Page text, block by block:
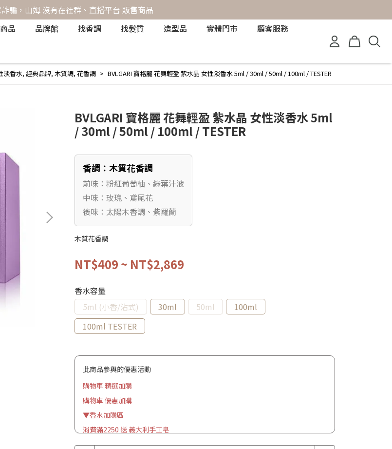
騙，山姆 沒有在社群、直播平台 販售商品
品 品牌館 找香調 找髮質 造型品 實體門市 顧客服務
淡香水, 經典品牌, 木質調, 花香調 BVLGARI 寶格麗 花舞輕盈 紫水晶 女性淡香水 5ml / 30ml / 50ml / 100ml / TESTER
BVLGARI 寶格麗 花舞輕盈 紫水晶 女性淡香水 5ml
/ 30ml / 50ml / 100ml / TESTER
香調：木質花香調
前味：粉紅葡萄柚、綠葉汁液
中味：玫瑰、鳶尾花
後味：太陽木香調、紫羅蘭
木質花香調
NT$409 ~ NT$2,869
香水容量
5ml (小香/沾式)
30ml 50ml
100ml
100ml TESTER
此商品參與的優惠活動
購物車 精選加購
購物車 優惠加購
▼香水加購區
消費滿2250 送 義大利手工皂